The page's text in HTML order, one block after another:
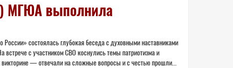
МГЮА выполнила
состоялась глубокая беседа с духовными наставниками
с участником СВО коснулись темы патриотизма и
— отвечали на сложные вопросы и с честью прошли...